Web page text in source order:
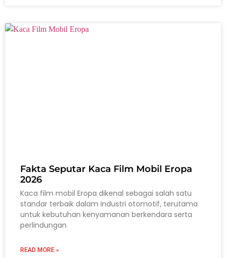
Fakta Seputar Kaca Film Mobil Eropa
2026
Kaca film mobil Eropa dikenal sebagai salah satu
standar terbaik dalam industri otomotif, terutama
untuk kebutuhan kenyamanan berkendara serta
perlindungan
READ MORE »